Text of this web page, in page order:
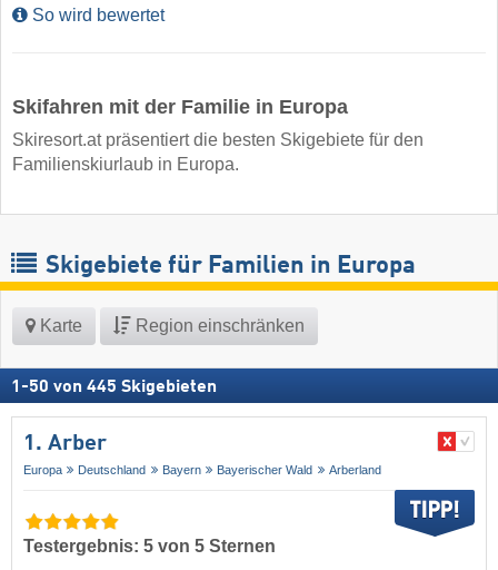
So wird bewertet
Skifahren mit der Familie in Europa
Skiresort.at präsentiert die besten Skigebiete für den
Familienskiurlaub in Europa.
Skigebiete für Familien in Europa
Karte Region einschränken
1 -50 von 445 Skigebieten
1. Arber
Europa Deutschland Bayern Bayerischer Wald Arberland
Testergebnis: 5 von 5 Sternen